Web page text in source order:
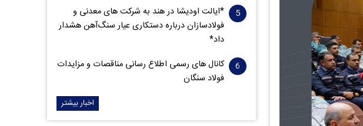
*ایالت اودیشا در هند به شرکت های معدنی و
فولادسازان درباره دستکاری عیار سنگ‌آهن هشدار
داد*
کانال های رسمی اطلاع رسانی مناقصات و مزایدات
فولاد سنگان
اخبار بیشتر